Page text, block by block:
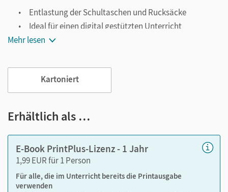
Entlastung der Schultaschen und Rucksäcke
Ideal für einen digital gestützten Unterricht
Notiz- und Markierungsmöglichkeit
Viele digitale Funktionen unterstützen das Lehren und
Lernen:
Notizen erstellen
Lesezeichen hinzufügen
Zoomen
Mehr lesen
Kartoniert
Erhältlich als …
E-Book PrintPlus-Lizenz - 1 Jahr
1,99 EUR für 1 Person
Für alle, die im Unterricht bereits die Printausgabe
verwenden